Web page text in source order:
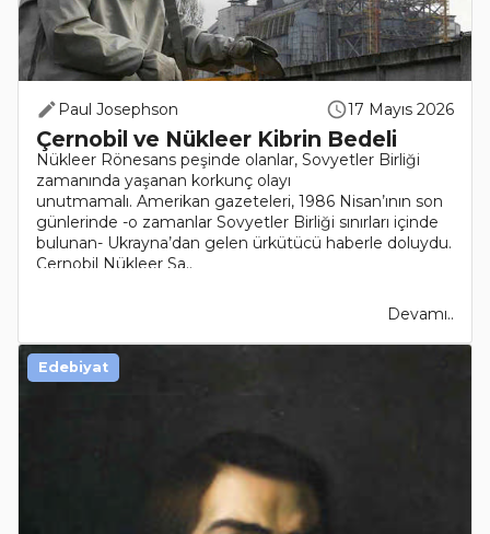
Paul Josephson 17 Mayıs 2026
Çernobil ve Nükleer Kibrin Bedeli
Nükleer Rönesans peşinde olanlar, Sovyetler Birliği
zamanında yaşanan korkunç olayı
unutmamalı. Amerikan gazeteleri, 1986 Nisan’ının son
günlerinde -o zamanlar Sovyetler Birliği sınırları içinde
bulunan- Ukrayna’dan gelen ürkütücü haberle doluydu.
Çernobil Nükleer Sa..
Devamı..
Edebiyat